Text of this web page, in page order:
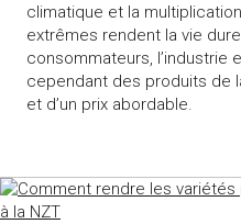
climatique et la
extrêmes rendent la vie
consommateurs,
cependant des produits de
et d’un prix abordable.